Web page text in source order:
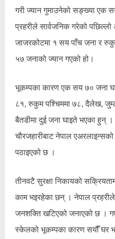
गरी ज्यान गुमाउनेको सङ्ख्या एक
प्रहरीले सार्वजनिक गरेको
जाजरकोटमा १ सय पाँच जना र
५७ जनाको ज्यान गएको हो।
भूकम्पका कारण एक सय ७० जना
८१, रुकुम पश्चिममा ७८, दैलेख,
बैतडीमा दुई जना घाइते भएका हुन्
चौरजहारीबाट नेपाल
पठाइएको छ ।
तीनवटै सुरक्षा निकायको
काम भइरहेका छन् । नेपाल
जनशक्ति खटिएको जनाएको छ ।
स्केलको भूकम्पका कारण सयौँ घर